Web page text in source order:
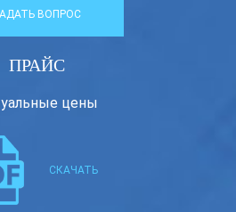
ВОПРОС
ПРАЙС
цены
СКАЧАТЬ